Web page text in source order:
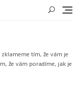
tím, že vám je
že vám poradíme, jak je